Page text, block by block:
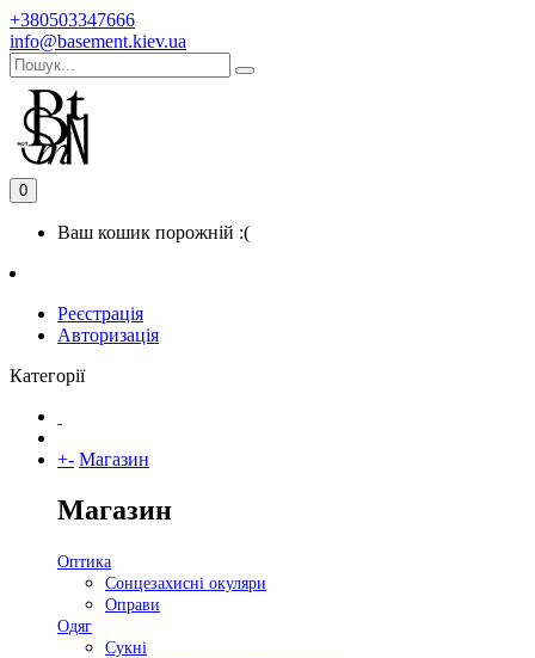
+380503347666
info@basement.kiev.ua
0
Ваш кошик порожній :(
Реєстрація
Авторизація
Категорії
+- Магазин
Магазин
Оптика
Сонцезахисні окуляри
Оправи
Одяг
Сукні